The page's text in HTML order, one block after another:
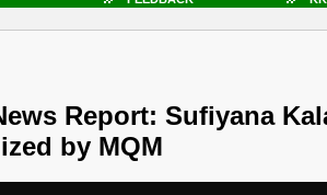
Report: Sufiyana
by MQM